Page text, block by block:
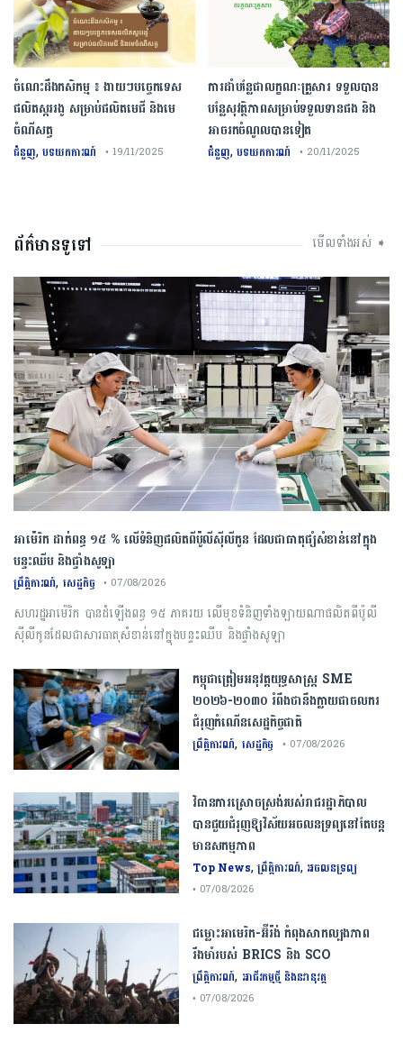
ការដាំបន្លែជាលក្ខណៈគ្រួសារ ទទួលបាន
បន្លែសុវត្ថិភាពសម្រាប់ទទួលទានផង និង
អាចរកចំណូលបានទៀត
ជំនួញ,បទយកការណ៍ • 20/11/2025
ចំណេះដឹងកសិកម្ម ៖ ងាយៗបច្ចេកទេស
ផលិតស្កររងូ សម្រាប់ផលិតមេជី និងមេ
ចំណីសត្វ
ជំនួញ,បទយកការណ៍ • 19/11/2025
ព័ត៌មានទូទៅ មើលទាំងអស់ ➧
អាម៉េរិក ដាក់ពន្ធ ១៥ % លើទំនិញផលិតពីប៉ូលីស៊ីលីកូន ដែលជាធាតុផ្សំសំខាន់នៅក្នុង
បន្ទះឈីប និងផ្ទាំងសូឡា
ព្រឹត្តិការណ៍, សេដ្ឋកិច្ច • 07/08/2026
សហរដ្ឋអាម៉េរិក បានដំឡើងពន្ធ ១៥ ភាគរយ លើមុខទំនិញទាំងឡាយណាផលិតពីប៉ូលី
ស៊ីលីកូនដែលជាសារធាតុសំខាន់នៅក្នុងបន្ទះឈីប និងផ្ទាំងសូឡា
កម្ពុជា​ត្រៀមអនុវត្ត​យុទ្ធសាស្ត្រ​ ​SME​ ​
២០២៦​-​២០៣០​ រំពឹងថានឹងក្លាយ​ជា​ចលករ​
ជំរុញ​កំណើន​សេដ្ឋកិច្ច​ជាតិ​
ព្រឹត្តិការណ៍, សេដ្ឋកិច្ច • 07/08/2026
វិធានការស្រោចស្រង់របស់រាជរដ្ឋាភិបាល​
បាន​ជួយ​ជំរុញឱ្យវិស័យ​អចលនទ្រព្យនៅតែបន្ត​
មានសកម្មភាព
Top News,ព្រឹត្តិការណ៍, អចលនទ្រព្យ
• 07/08/2026
ជម្លោះ​អាមេរិក​-​អ៊ីរ៉ង់​ ​កំពុង​សាកល្បង​ភាព​
រឹងមាំ​របស់​ ​BRICS​ ​និង​ ​SCO​
ព្រឹត្តិការណ៍, អាជីវកម្មថ្មី និងនវានុវត្ត
• 07/08/2026